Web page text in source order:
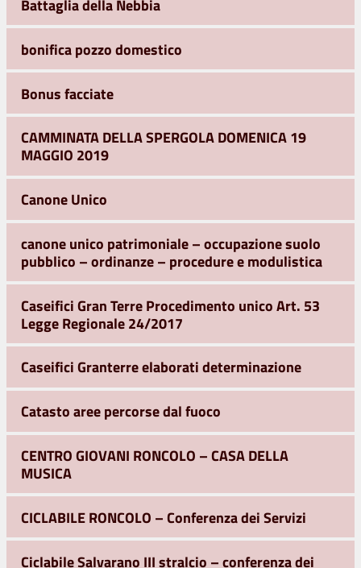
Battaglia della Nebbia
bonifica pozzo domestico
Bonus facciate
CAMMINATA DELLA SPERGOLA DOMENICA 19
MAGGIO 2019
Canone Unico
canone unico patrimoniale – occupazione suolo
pubblico – ordinanze – procedure e modulistica
Caseifici Gran Terre Procedimento unico Art. 53
Legge Regionale 24/2017
Caseifici Granterre elaborati determinazione
Catasto aree percorse dal fuoco
CENTRO GIOVANI RONCOLO – CASA DELLA
MUSICA
CICLABILE RONCOLO – Conferenza dei Servizi
Ciclabile Salvarano III stralcio – conferenza dei